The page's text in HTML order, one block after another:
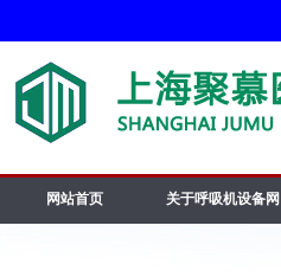
网站首页 关于呼吸机设备网